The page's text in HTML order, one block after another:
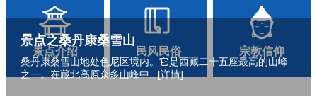
景点介绍 民风民俗 宗教信仰
景点之桑丹康桑雪山
桑丹康桑雪山地处色尼区境内。它是西藏二十五座最高的山峰
之一。在藏北高原众多山峰中... [详情]